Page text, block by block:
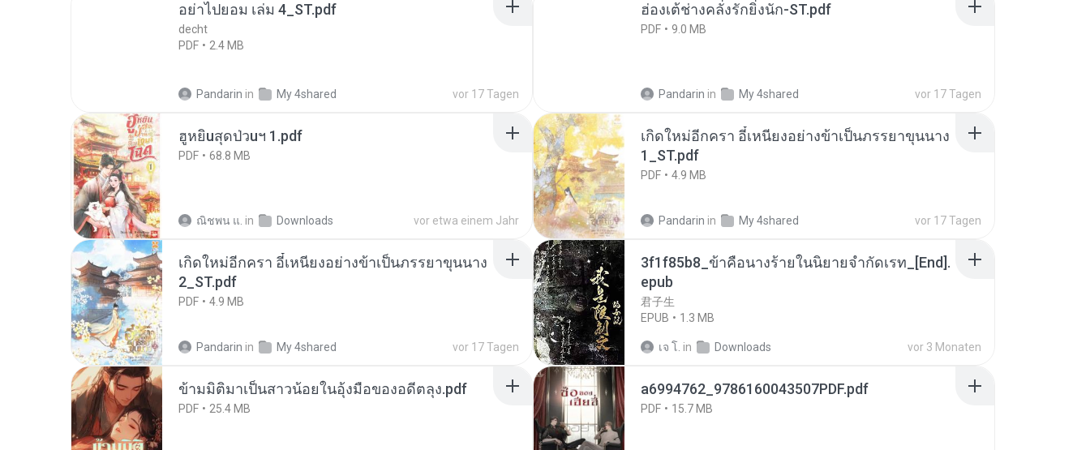
อย่าไปยอม เล่ม 4_ST.pdf
decht
PDF
2.4 MB
Pandarin in My 4shared vor 17 Tagen
ฮ่องเต้ช่างคลั่งรักยิ่งนัก-ST.pdf
PDF 9.0 MB
Pandarin in My 4shared vor 17 Tagen
ฮูหยิuสุดป่วuฯ 1.pdf
PDF 68.8 MB
ณิชพน แ. in Downloads vor etwa einem Jahr
เกิดใหม่อีกครา อี๋เหนียงอย่างข้าเป็นภรรยาขุนนาง
1_ST.pdf
PDF 4.9 MB
Pandarin in My 4shared vor 17 Tagen
เกิดใหม่อีกครา อี๋เหนียงอย่างข้าเป็นภรรยาขุนนาง
2_ST.pdf
PDF 4.9 MB
Pandarin in My 4shared vor 17 Tagen
3f1f85b8_ข้าคือนางร้ายในนิยายจำกัดเรท_[End].
epub
君子生
EPUB
1.3 MB
เจ โ. in Downloads vor 3 Monaten
ข้ามมิติมาเป็นสาวน้อยในอุ้งมือของอดีตลุง.pdf
PDF 25.4 MB
a6994762_9786160043507PDF.pdf
PDF 15.7 MB